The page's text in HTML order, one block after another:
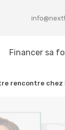
Financer sa
rencontre